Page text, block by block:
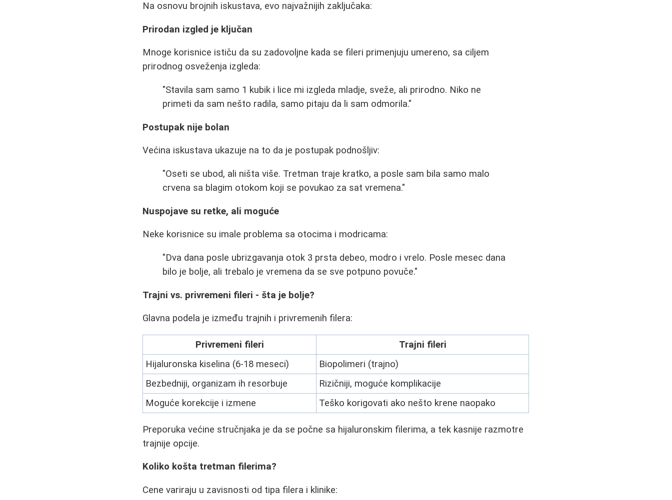
Na osnovu brojnih iskustava, evo najvažnijih zaključaka:
Prirodan izgled je ključan
Mnoge korisnice ističu da su zadovoljne kada se fileri primenjuju umereno, sa ciljem
prirodnog osveženja izgleda:
"Stavila sam samo 1 kubik i lice mi izgleda mladje, sveže, ali prirodno. Niko ne
primeti da sam nešto radila, samo pitaju da li sam odmorila."
Postupak nije bolan
Većina iskustava ukazuje na to da je postupak podnošljiv:
"Oseti se ubod, ali ništa više. Tretman traje kratko, a posle sam bila samo malo
crvena sa blagim otokom koji se povukao za sat vremena."
Nuspojave su retke, ali moguće
Neke korisnice su imale problema sa otocima i modricama:
"Dva dana posle ubrizgavanja otok 3 prsta debeo, modro i vrelo. Posle mesec dana
bilo je bolje, ali trebalo je vremena da se sve potpuno povuče."
Trajni vs. privremeni fileri - šta je bolje?
Glavna podela je između trajnih i privremenih filera:
Privremeni fileri
Trajni fileri
Hijaluronska kiselina (6-18 meseci)
Biopolimeri (trajno)
Bezbedniji, organizam ih resorbuje
Rizičniji, moguće komplikacije
Moguće korekcije i izmene
Teško korigovati ako nešto krene naopako
Preporuka većine stručnjaka je da se počne sa hijaluronskim filerima, a tek kasnije razmotre
trajnije opcije.
Koliko košta tretman filerima?
Cene variraju u zavisnosti od tipa filera i klinike: